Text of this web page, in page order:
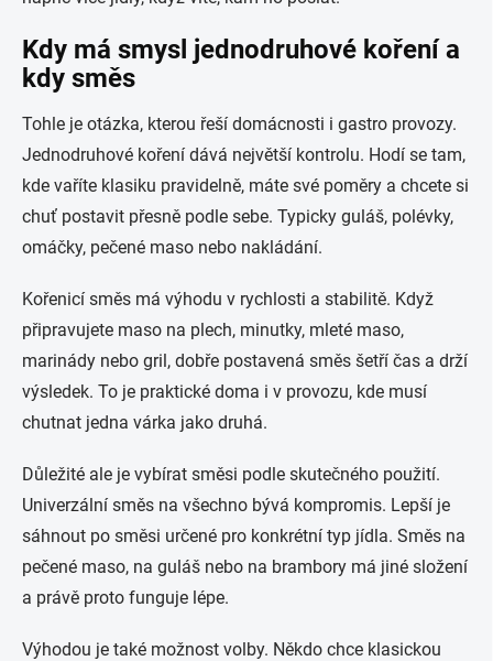
Kdy má smysl jednodruhové koření a
kdy směs
Tohle je otázka, kterou řeší domácnosti i gastro provozy.
Jednodruhové koření dává největší kontrolu. Hodí se tam,
kde vaříte klasiku pravidelně, máte své poměry a chcete si
chuť postavit přesně podle sebe. Typicky guláš, polévky,
omáčky, pečené maso nebo nakládání.
Kořenicí směs má výhodu v rychlosti a stabilitě. Když
připravujete maso na plech, minutky, mleté maso,
marinády nebo gril, dobře postavená směs šetří čas a drží
výsledek. To je praktické doma i v provozu, kde musí
chutnat jedna várka jako druhá.
Důležité ale je vybírat směsi podle skutečného použití.
Univerzální směs na všechno bývá kompromis. Lepší je
sáhnout po směsi určené pro konkrétní typ jídla. Směs na
pečené maso, na guláš nebo na brambory má jiné složení
a právě proto funguje lépe.
Výhodou je také možnost volby. Někdo chce klasickou